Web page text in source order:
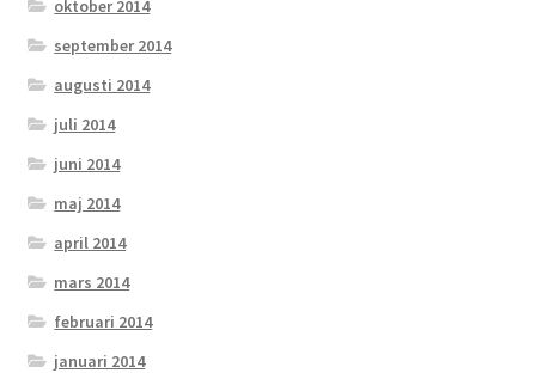
oktober 2014
september 2014
augusti 2014
juli 2014
juni 2014
maj 2014
april 2014
mars 2014
februari 2014
januari 2014